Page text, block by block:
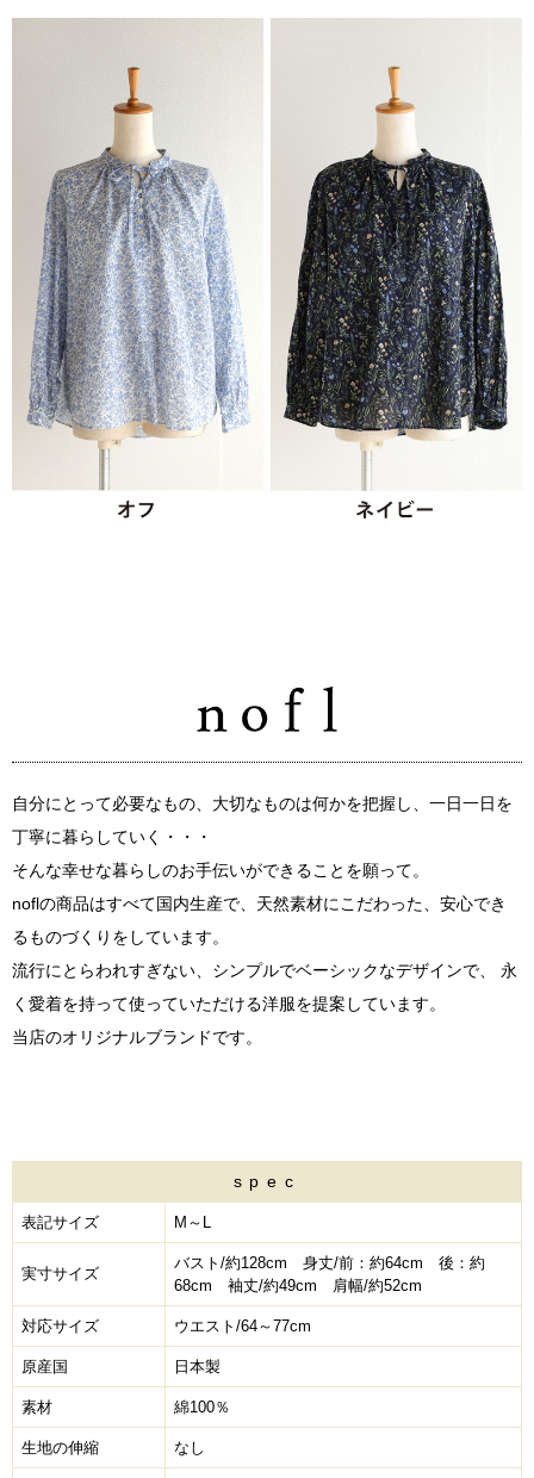
自分にとって必要なもの、大切なものは何かを把握し、一日一日を
丁寧に暮らしていく・・・
そんな幸せな暮らしのお手伝いができることを願って。
noflの商品はすべて国内生産で、天然素材にこだわった、安心でき
るものづくりをしています。
流行にとらわれすぎない、シンプルでベーシックなデザインで、 永
く愛着を持って使っていただける洋服を提案しています。
当店のオリジナルブランドです。
spec
表記サイズ M～L
実寸サイズ
バスト/約128cm 身丈/前：約64cm 後：約
68cm 袖丈/約49cm 肩幅/約52cm
対応サイズ ウエスト/64～77cm
原産国 日本製
素材 綿100％
生地の伸縮 なし